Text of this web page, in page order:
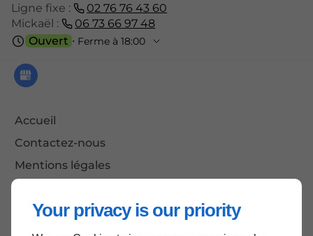
Your privacy is our priority
Ligne fixe :
02 76 76 43 60
Mickaël :
06 73 66 97 48
Ouvert ⋅ Ferme à 18:00
Accueil
Contactez-nous
Mentions légales